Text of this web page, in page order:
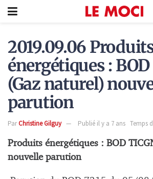
2019.09.06
énergétiques :
(Gaz naturel)
parution
ParChristine Gilguy Publié il y a 7 ans Temps
Produits énergétiques : BOD
nouvelle parution